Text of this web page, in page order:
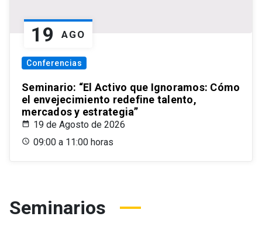
19 AGO
Conferencias
Seminario: “El Activo que Ignoramos: Cómo
el envejecimiento redefine talento,
mercados y estrategia”
19 de Agosto de 2026
09:00 a 11:00 horas
Seminarios